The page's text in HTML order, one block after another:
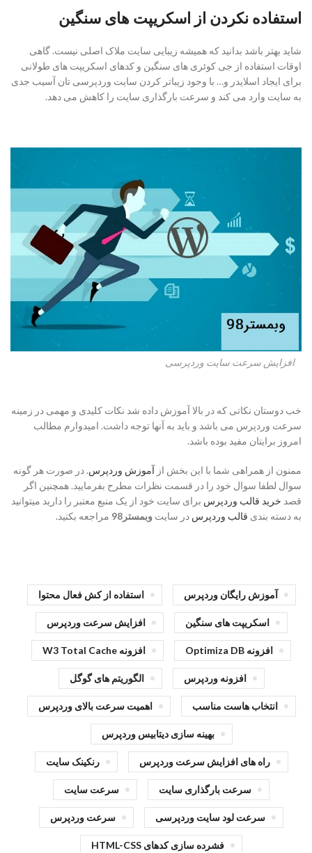
استفاده نکردن از اسکریپت های سنگین
شاید بهتر باشد بدانید که همیشه زیبایی سایت ملاک اصلی نیست. گاهی
اوقات استفاده از جی کوئری های سنگین و کدهای اسکریپت های طولانی
برای ایجاد اسلایدر و… با وجود زیباتر کردن سایت وردپرسی تان آسیب جدی
به سایت وارد می کند و سرعت بارگذاری سایت را کاهش می دهد.
افزایش سرعت سایت وردپرسی
خب دوستان نکاتی که در بالا آموزش داده شد نکات کلیدی و مهمی در زمینه
سرعت وردپرس می باشد و باید به آنها توجه داشت. امیدوارم مطالب
امروز برایتان مفید بوده باشد.
ممنون از همراهی شما با این بخش از آموزش وردپرس. در صورت هر گونه
سوال لطفا سوال خود را در قسمت نظرات مطرح بفرمایید. همچنین اگر
قصد خرید قالب وردپرس برای سایت خود از یک منبع معتبر را دارید میتوانید
به دسته بندی قالب وردپرس در سایت وبمستر98 مراجعه بکنید.
آموزش رایگان وردپرس استفاده از کش فعال محتوا
اسکریپت های سنگین افزایش سرعت وردپرس
افزونه Optimiza DB افزونه W3 Total Cache
افزونه وردپرس الگوریتم های گوگل
انتخاب هاست مناسب اهمیت سرعت بالای وردپرس
بهینه سازی دیتابیس وردپرس
راه های افزایش سرعت وردپرس رنکینک سایت
سرعت بارگذاری سایت سرعت سایت
سرعت لود سایت وردپرسی سرعت وردپرس
فشرده سازی کدهای HTML-CSS